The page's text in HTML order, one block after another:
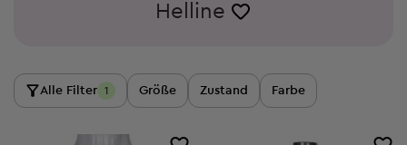
Helline
Alle Filter 1 Größe Zustand Farbe